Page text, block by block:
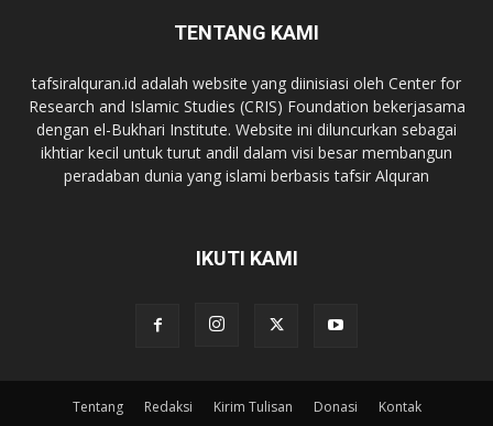
TENTANG KAMI
tafsiralquran.id adalah website yang diinisiasi oleh Center for
Research and Islamic Studies (CRIS) Foundation bekerjasama
dengan el-Bukhari Institute. Website ini diluncurkan sebagai
ikhtiar kecil untuk turut andil dalam visi besar membangun
peradaban dunia yang islami berbasis tafsir Alquran
IKUTI KAMI
Tentang Redaksi Kirim Tulisan Donasi Kontak